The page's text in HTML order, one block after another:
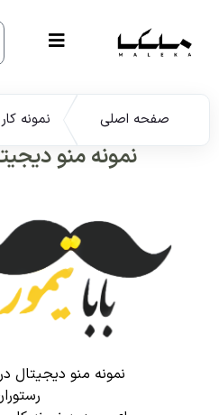
صفحه اصلی نمونه کار
نمونه منو
نمونه منو دیجیتال